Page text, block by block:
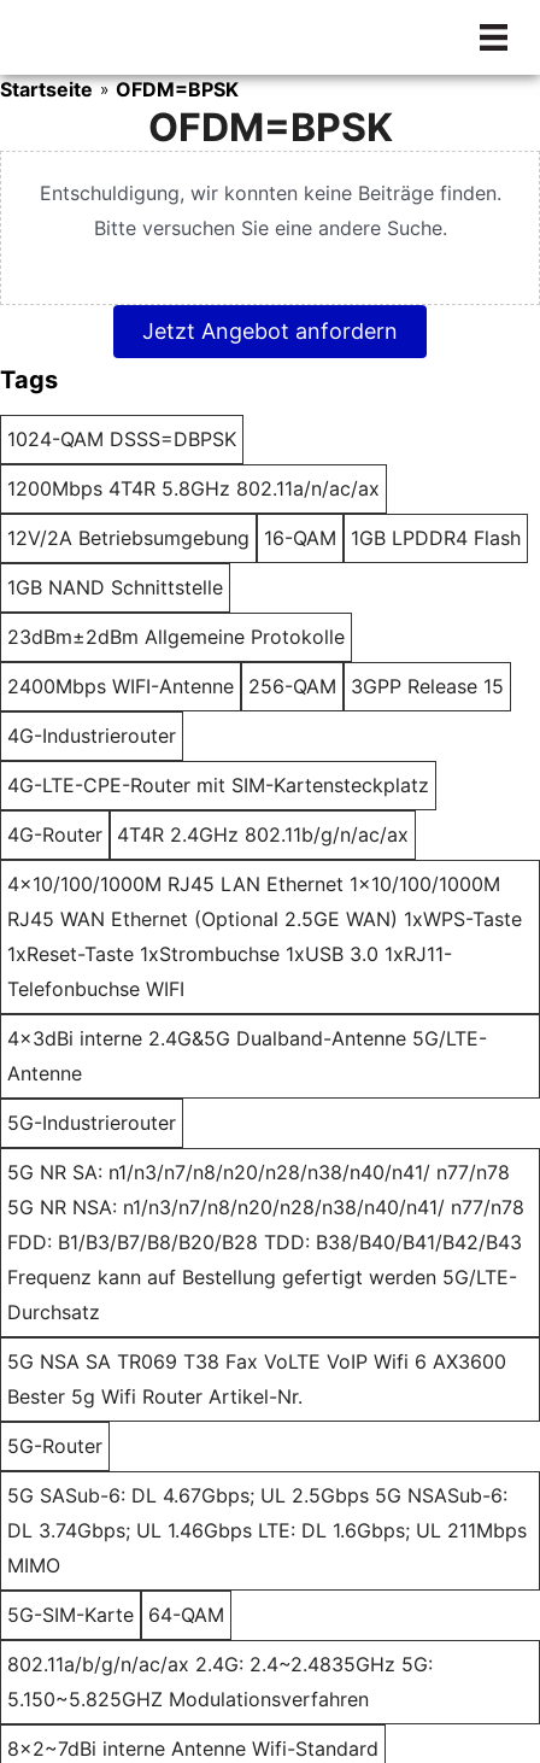
springen
Startseite » OFDM=BPSK
OFDM=BPSK
Entschuldigung, wir konnten keine Beiträge finden.
Bitte versuchen Sie eine andere Suche.
Jetzt Angebot anfordern
Tags
1024-QAM DSSS=DBPSK
1200Mbps 4T4R 5.8GHz 802.11a/n/ac/ax
12V/2A Betriebsumgebung 16-QAM 1GB LPDDR4 Flash
1GB NAND Schnittstelle
23dBm±2dBm Allgemeine Protokolle
2400Mbps WIFI-Antenne 256-QAM 3GPP Release 15
4G-Industrierouter
4G-LTE-CPE-Router mit SIM-Kartensteckplatz
4G-Router 4T4R 2.4GHz 802.11b/g/n/ac/ax
4x10/100/1000M RJ45 LAN Ethernet 1x10/100/1000M
RJ45 WAN Ethernet (Optional 2.5GE WAN) 1xWPS-Taste
1xReset-Taste 1xStrombuchse 1xUSB 3.0 1xRJ11-
Telefonbuchse WIFI
4x3dBi interne 2.4G&5G Dualband-Antenne 5G/LTE-
Antenne
5G-Industrierouter
5G NR SA: n1/n3/n7/n8/n20/n28/n38/n40/n41/ n77/n78
5G NR NSA: n1/n3/n7/n8/n20/n28/n38/n40/n41/ n77/n78
FDD: B1/B3/B7/B8/B20/B28 TDD: B38/B40/B41/B42/B43
Frequenz kann auf Bestellung gefertigt werden 5G/LTE-
Durchsatz
5G NSA SA TR069 T38 Fax VoLTE VoIP Wifi 6 AX3600
Bester 5g Wifi Router Artikel-Nr.
5G-Router
5G SASub-6: DL 4.67Gbps; UL 2.5Gbps 5G NSASub-6:
DL 3.74Gbps; UL 1.46Gbps LTE: DL 1.6Gbps; UL 211Mbps
MIMO
5G-SIM-Karte 64-QAM
802.11a/b/g/n/ac/ax 2.4G: 2.4~2.4835GHz 5G:
5.150~5.825GHZ Modulationsverfahren
8x2~7dBi interne Antenne Wifi-Standard